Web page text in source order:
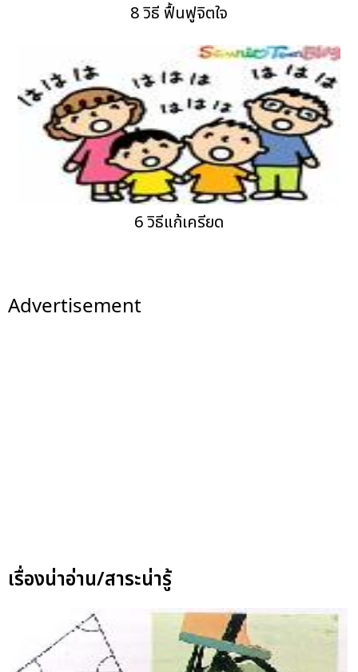
8 วิธี ฟื้นฟูจิตใจ
6 วิธีแก้เครียด
Advertisement
เรื่องน่าอ่าน/สาระน่ารู้